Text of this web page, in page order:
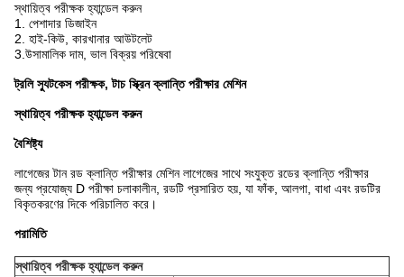
স্থায়িত্ব পরীক্ষক হ্যান্ডেল করুন
1. পেশাদার ডিজাইন
2. হাই-কিউ, কারখানার আউটলেট
3.উসামালিক দাম, ভাল বিক্রয় পরিষেবা
ট্রলি স্যুটকেস পরীক্ষক, টাচ স্ক্রিন ক্লান্তি পরীক্ষার মেশিন
স্থায়িত্ব পরীক্ষক হ্যান্ডেল করুন
বৈশিষ্ট্য
লাগেজের টান রড ক্লান্তি পরীক্ষার মেশিন লাগেজের সাথে সংযুক্ত রডের ক্লান্তি পরীক্ষার
জন্য প্রযোজ্য D পরীক্ষা চলাকালীন, রডটি প্রসারিত হয়, যা ফাঁক, আলগা, বাধা এবং রডটির
বিকৃতকরণের দিকে পরিচালিত করে।
পরামিতি
স্থায়িত্ব পরীক্ষক হ্যান্ডেল করুন